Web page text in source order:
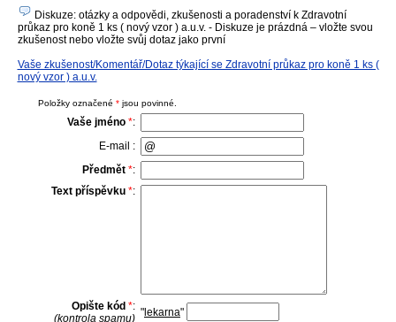
Diskuze: otázky a odpovědi, zkušenosti a poradenství k Zdravotní
průkaz pro koně 1 ks ( nový vzor ) a.u.v. - Diskuze je prázdná – vložte svou
zkušenost nebo vložte svůj dotaz jako první
Vaše zkušenost/Komentář/Dotaz týkající se Zdravotní průkaz pro koně 1 ks (
nový vzor ) a.u.v.
Položky označené * jsou povinné.
Vaše jméno *:
E-mail :
Předmět *:
Text příspěvku *:
Opište kód *:
(kontrola spamu) " lekarna"